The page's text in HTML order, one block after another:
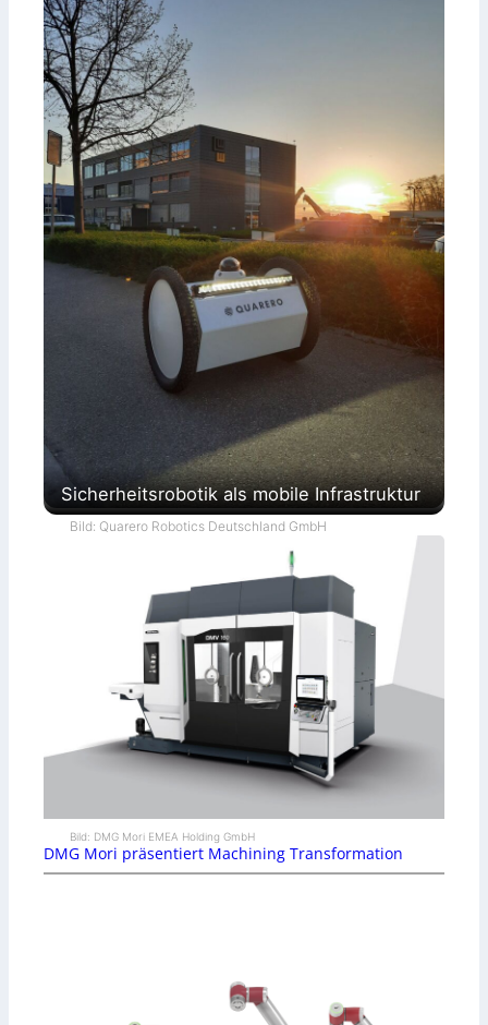
Sicherheitsrobotik als mobile Infrastruktur
Bild: Quarero Robotics Deutschland GmbH
Bild: DMG Mori EMEA Holding GmbH
DMG Mori präsentiert Machining Transformation